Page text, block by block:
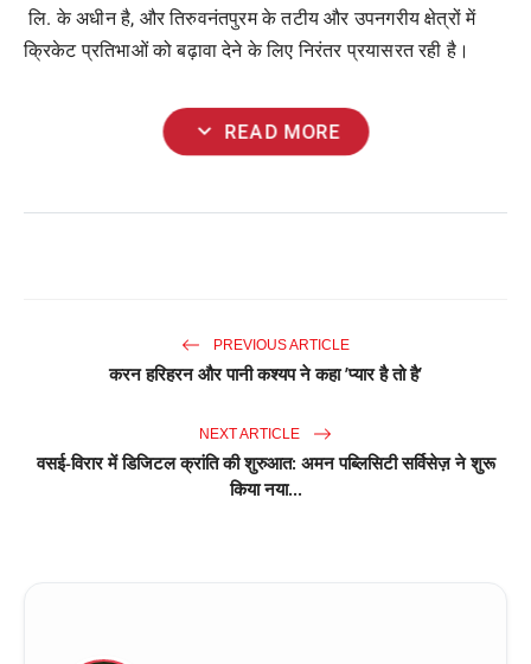
लि. के अधीन है, और तिरुवनंतपुरम के तटीय और उपनगरीय क्षेत्रों में
क्रिकेट प्रतिभाओं को बढ़ावा देने के लिए निरंतर प्रयासरत रही है।
expand_more READ MORE
PREVIOUS ARTICLE
करन हरिहरन और पानी कश्यप ने कहा ’प्यार है तो है’
NEXT ARTICLE
वसई-विरार में डिजिटल क्रांति की शुरुआत: अमन पब्लिसिटी सर्विसेज़ ने शुरू
किया नया...